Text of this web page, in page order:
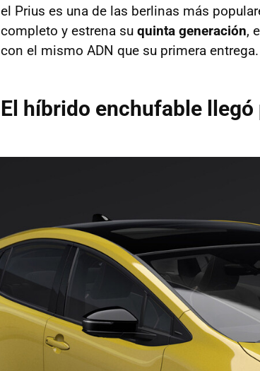
el Prius es una de las berlinas más
completo y estrena su quinta generación,
con el mismo ADN que su primera entrega.
El híbrido enchufable llegó